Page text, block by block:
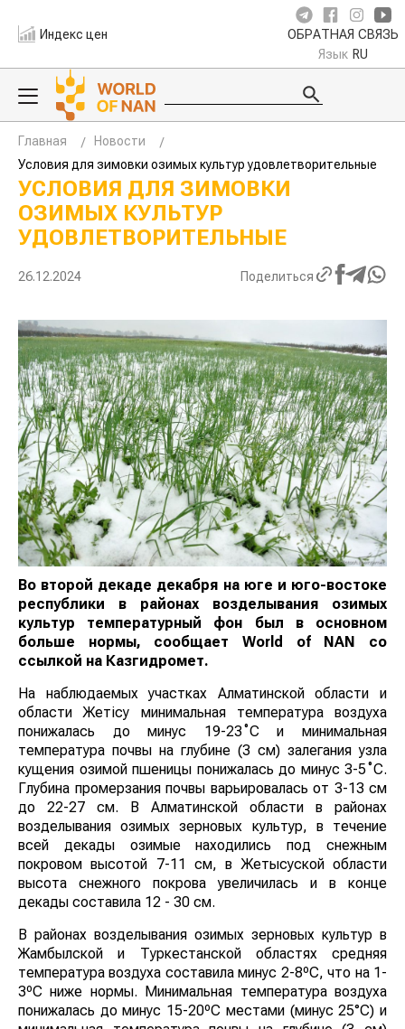
Индекс цен ОБРАТНАЯ СВЯЗЬ
Язык RU
Главная
Новости
Условия для зимовки озимых культур удовлетворительные
УСЛОВИЯ ДЛЯ ЗИМОВКИ
ОЗИМЫХ КУЛЬТУР
УДОВЛЕТВОРИТЕЛЬНЫЕ
26.12.2024 Поделиться
Во второй декаде декабря на юге и юго-востоке
республики в районах возделывания озимых
культур температурный фон был в основном
больше нормы, сообщает World of NAN со
ссылкой на Казгидромет.
На наблюдаемых участках Алматинской области и
области Жетісу минимальная температура воздуха
понижалась до минус 19-23˚С и минимальная
температура почвы на глубине (3 см) залегания узла
кущения озимой пшеницы понижалась до минус 3-5˚С.
Глубина промерзания почвы варьировалась от 3-13 см
до 22-27 см. В Алматинской области в районах
возделывания озимых зерновых культур, в течение
всей декады озимые находились под снежным
покровом высотой 7-11 см, в Жетысуской области
высота снежного покрова увеличилась и в конце
декады составила 12 - 30 см.
В районах возделывания озимых зерновых культур в
Жамбылской и Туркестанской областях средняя
температура воздуха составила минус 2-8ºС, что на 1-
3ºС ниже нормы. Минимальная температура воздуха
понижалась до минус 15-20ºС местами (минус 25°С) и